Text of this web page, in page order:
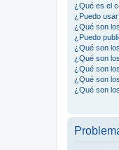
¿Qué es el
¿Puedo
¿Qué son
¿Puedo
¿Qué son
¿Qué son
¿Qué son
¿Qué son
¿Qué son